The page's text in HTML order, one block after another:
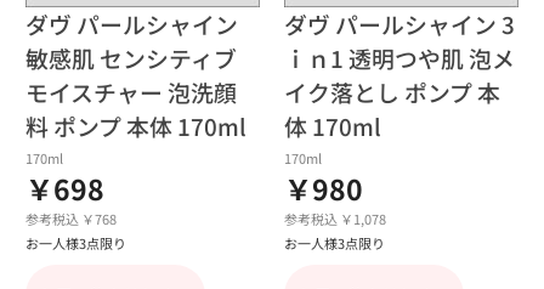
ダヴ パールシャイン
敏感肌 センシティブ
モイスチャー 泡洗顔
料 ポンプ 本体 170ml
170ml
￥698
参考税込 ￥768
お一人様3点限り
ダヴ パールシャイン 3
ｉｎ1 透明つや肌 泡メ
イク落とし ポンプ 本
体 170ml
170ml
￥980
参考税込 ￥1,078
お一人様3点限り